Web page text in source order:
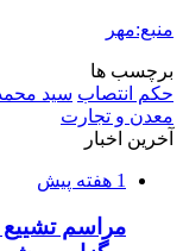
منبع:مهر
برچسب ها
حکم انتصاب سید
معدن و تجارت
آخرین اخبار
1 هفته پیش
مراسم